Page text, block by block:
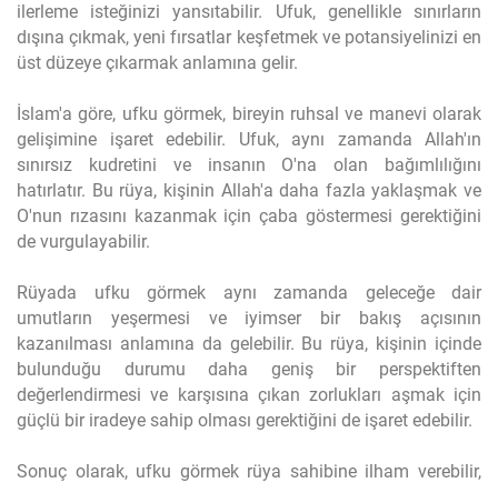
ilerleme isteğinizi yansıtabilir. Ufuk, genellikle sınırların
dışına çıkmak, yeni fırsatlar keşfetmek ve potansiyelinizi en
üst düzeye çıkarmak anlamına gelir.
İslam'a göre, ufku görmek, bireyin ruhsal ve manevi olarak
gelişimine işaret edebilir. Ufuk, aynı zamanda Allah'ın
sınırsız kudretini ve insanın O'na olan bağımlılığını
hatırlatır. Bu rüya, kişinin Allah'a daha fazla yaklaşmak ve
O'nun rızasını kazanmak için çaba göstermesi gerektiğini
de vurgulayabilir.
Rüyada ufku görmek aynı zamanda geleceğe dair
umutların yeşermesi ve iyimser bir bakış açısının
kazanılması anlamına da gelebilir. Bu rüya, kişinin içinde
bulunduğu durumu daha geniş bir perspektiften
değerlendirmesi ve karşısına çıkan zorlukları aşmak için
güçlü bir iradeye sahip olması gerektiğini de işaret edebilir.
Sonuç olarak, ufku görmek rüya sahibine ilham verebilir,